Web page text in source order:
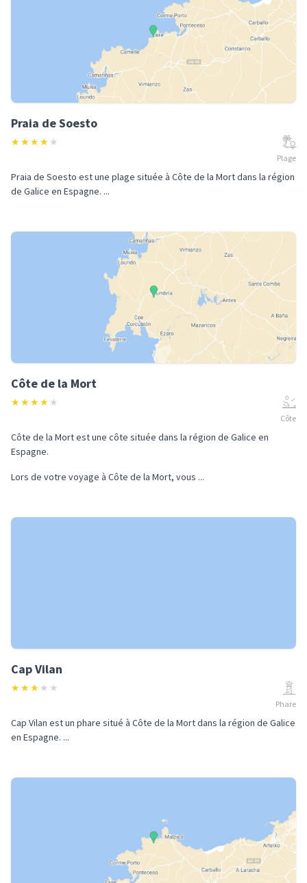
Praia de Soesto
★★★★ ★
Plage
Praia de Soesto est une plage située à Côte de la Mort dans la région
de Galice en Espagne. ...
Côte de la Mort
★★★★ ★
Côte
Côte de la Mort est une côte située dans la région de Galice en
Espagne.
Lors de votre voyage à Côte de la Mort, vous ...
Cap Vilan
★★★ ★ ★
Phare
Cap Vilan est un phare situé à Côte de la Mort dans la région de Galice
en Espagne. ...